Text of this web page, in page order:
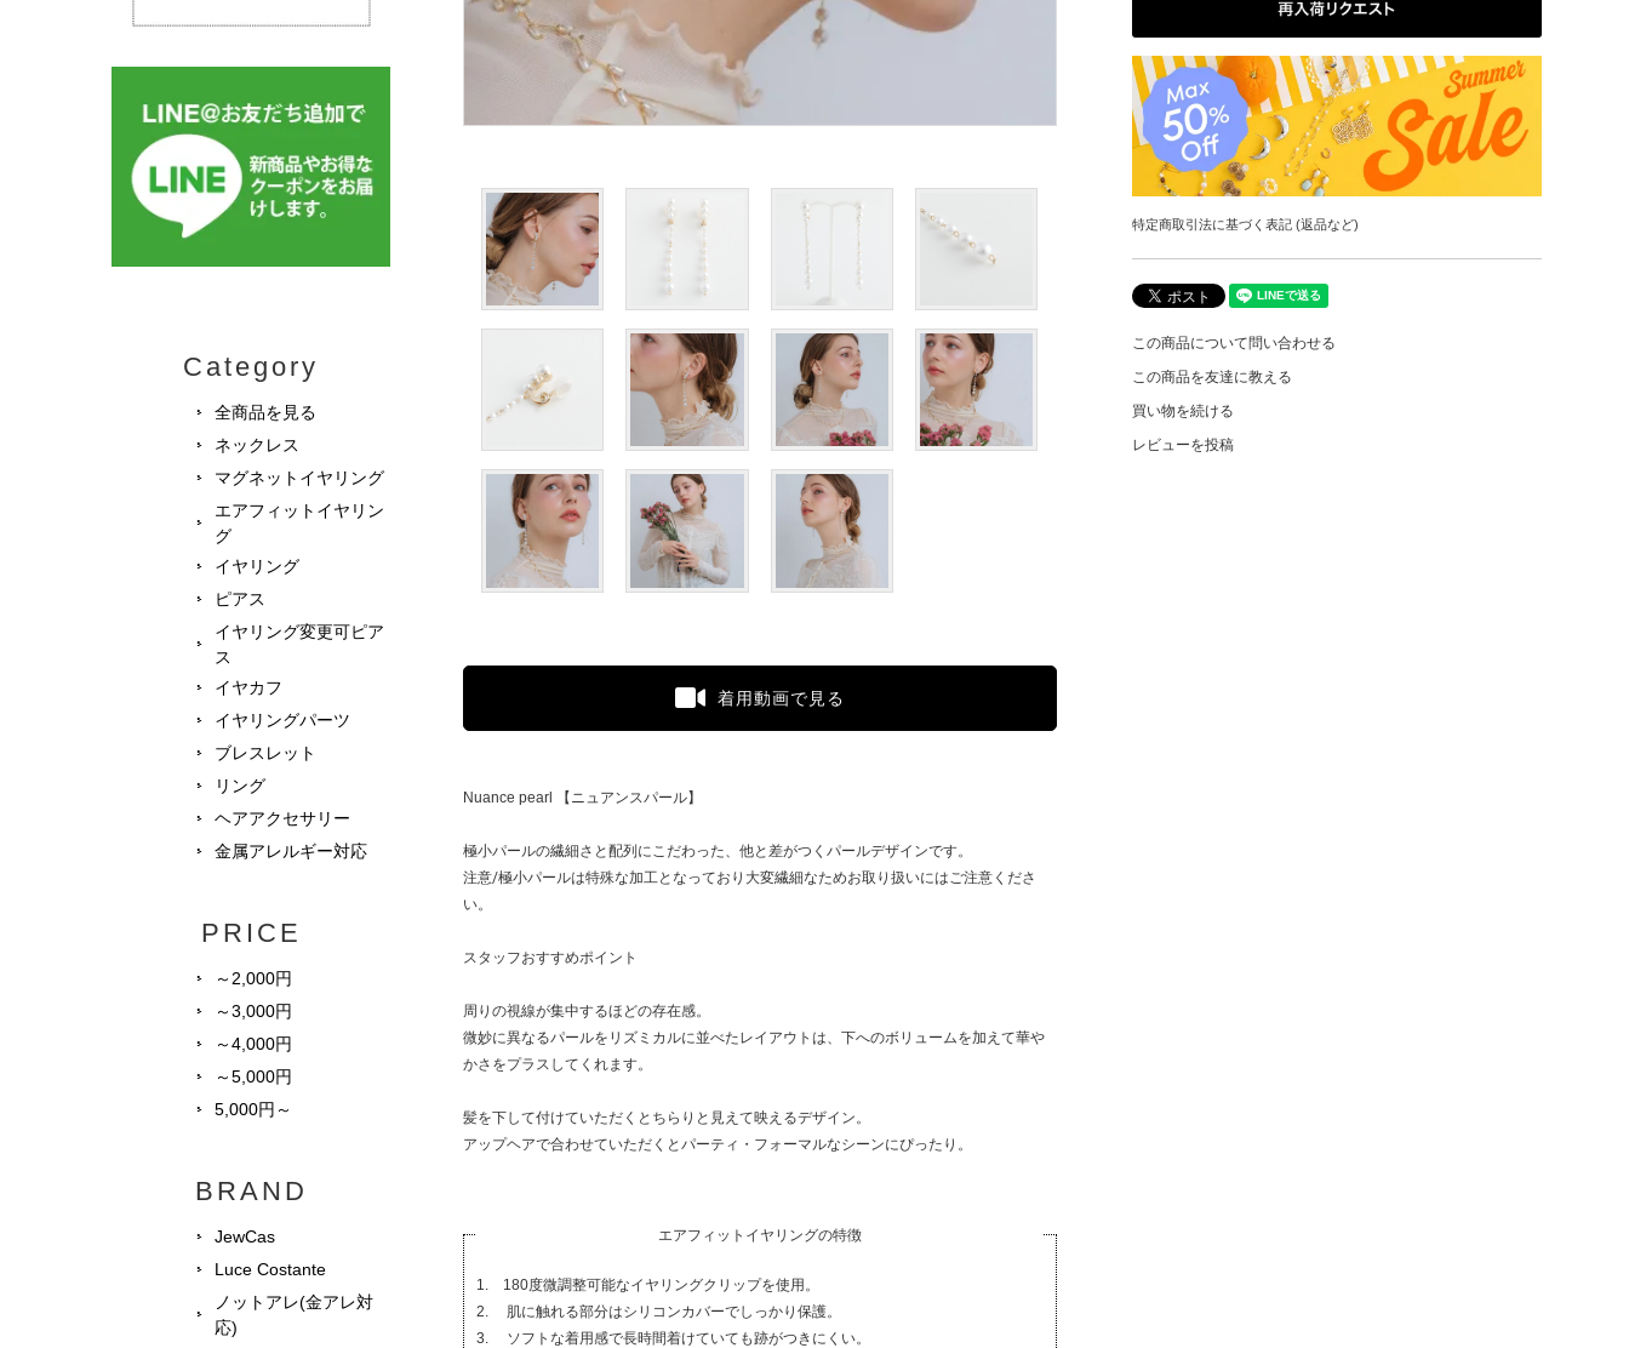
特定商取引法に基づく表記 (返品など)
この商品について問い合わせる
この商品を友達に教える
買い物を続ける
レビューを投稿
着用動画で見る
Nuance pearl 【ニュアンスパール】
極小パールの繊細さと配列にこだわった、他と差がつくパールデザインです。
注意/極小パールは特殊な加工となっており大変繊細なためお取り扱いにはご注意くださ
い。
スタッフおすすめポイント
周りの視線が集中するほどの存在感。
微妙に異なるパールをリズミカルに並べたレイアウトは、下へのボリュームを加えて華や
かさをプラスしてくれます。
髪を下して付けていただくとちらりと見えて映えるデザイン。
アップヘアで合わせていただくとパーティ・フォーマルなシーンにぴったり。
エアフィットイヤリングの特徴
1. 180度微調整可能なイヤリングクリップを使用。
2. 肌に触れる部分はシリコンカバーでしっかり保護。
3. ソフトな着用感で長時間着けていても跡がつきにくい。
Category
全商品を見る
ネックレス
マグネットイヤリング
エアフィットイヤリン
グ
イヤリング
ピアス
イヤリング変更可ピア
ス
イヤカフ
イヤリングパーツ
ブレスレット
リング
ヘアアクセサリー
金属アレルギー対応
PRICE
～2,000円
～3,000円
～4,000円
～5,000円
5,000円～
BRAND
JewCas
Luce Costante
ノットアレ(金アレ対
応)